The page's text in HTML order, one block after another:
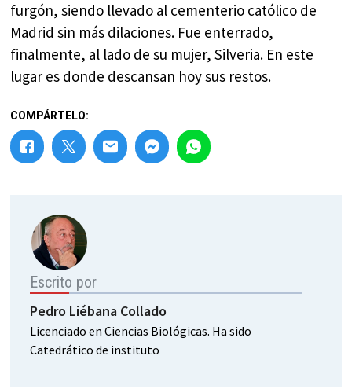
furgón, siendo llevado al cementerio católico de
Madrid sin más dilaciones. Fue enterrado,
finalmente, al lado de su mujer, Silveria. En este
lugar es donde descansan hoy sus restos.
COMPÁRTELO:
Escrito por
Pedro Liébana Collado
Licenciado en Ciencias Biológicas. Ha sido
Catedrático de instituto